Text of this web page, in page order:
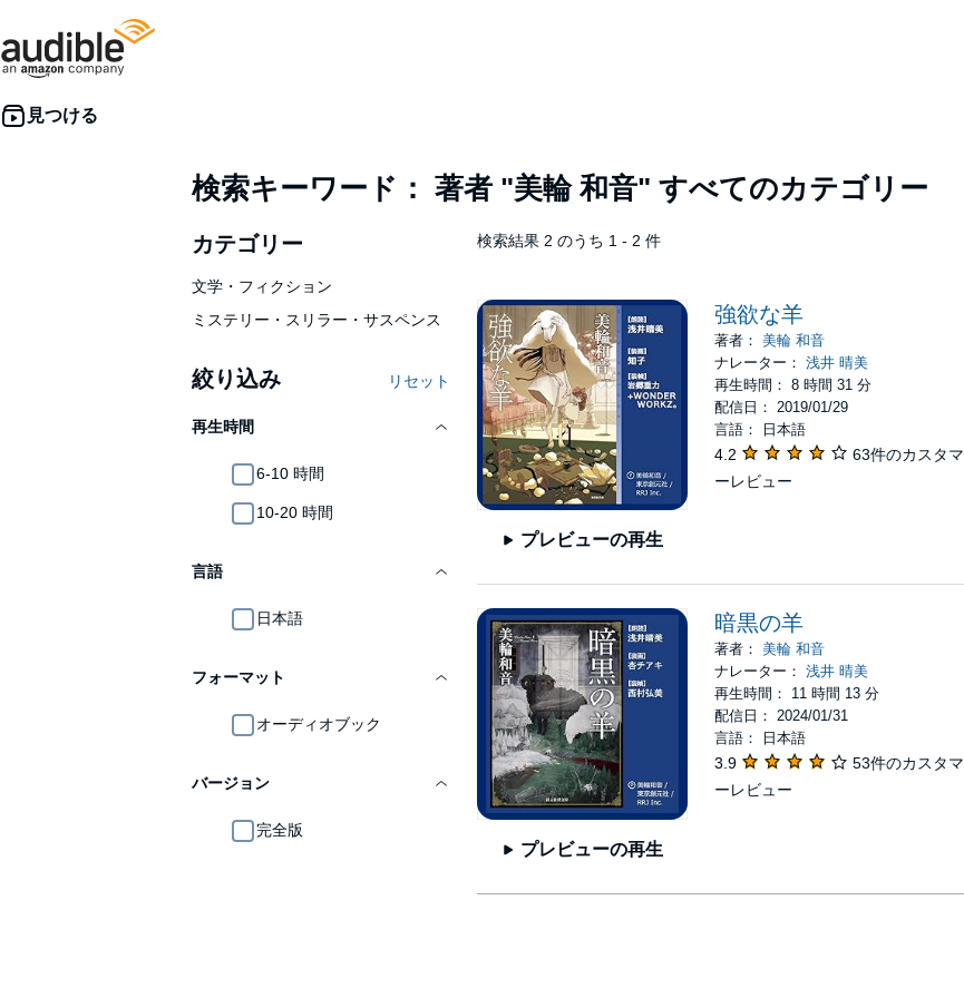
検索キーワード： 著者 "美輪 和音" すべてのカテゴリー
カテゴリー
文学・フィクション
ミステリー・スリラー・サスペンス
絞り込み リセット
再生時間
6-10 時間
10-20 時間
言語
日本語
フォーマット
オーディオブック
バージョン
完全版
検索結果 2 のうち 1 - 2 件
プレビューの再生
強欲な羊
著者：美輪 和音
ナレーター：浅井 晴美
再生時間： 8 時間 31 分
配信日： 2019/01/29
言語： 日本語
4.2
63件のカスタマ
ーレビュー
プレビューの再生
暗黒の羊
著者：美輪 和音
ナレーター：浅井 晴美
再生時間： 11 時間 13 分
配信日： 2024/01/31
言語： 日本語
3.9
53件のカスタマ
ーレビュー